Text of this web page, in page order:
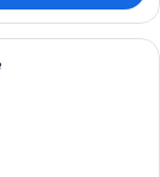
con cama,